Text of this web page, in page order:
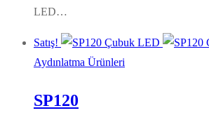
LED…
Satış!
Aydınlatma Ürünleri
SP120